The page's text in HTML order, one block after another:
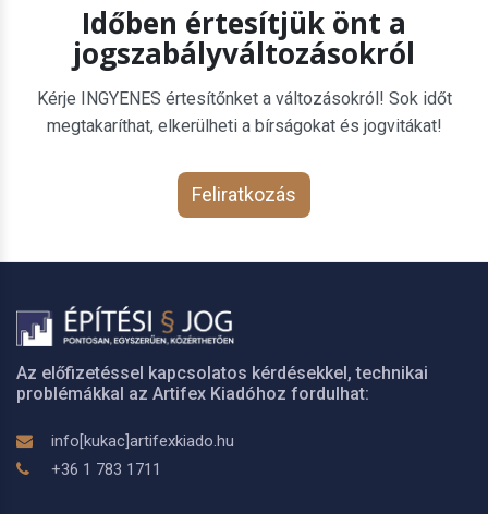
Időben értesítjük önt a
jogszabályváltozásokról
Kérje INGYENES értesítőnket a változásokról! Sok időt
megtakaríthat, elkerülheti a bírságokat és jogvitákat!
Feliratkozás
Az előfizetéssel kapcsolatos kérdésekkel, technikai
problémákkal az Artifex Kiadóhoz fordulhat:
info[kukac]artifexkiado.hu
+36 1 783 1711